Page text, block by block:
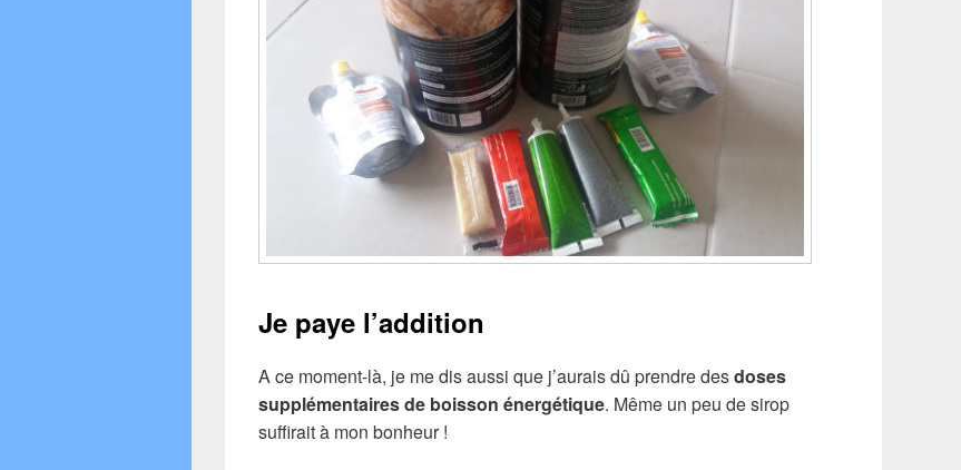
Je paye l’addition
A ce moment-là, je me dis aussi que j’aurais dû prendre desdoses
supplémentaires de boisson énergétique. Même un peu de sirop
suffirait à mon bonheur !